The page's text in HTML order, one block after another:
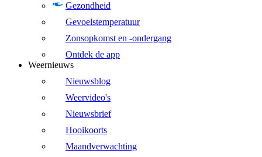
Gezondheid
Gevoelstemperatuur
Zonsopkomst en -ondergang
Ontdek de app
Weernieuws
Nieuwsblog
Weervideo's
Nieuwsbrief
Hooikoorts
Maandverwachting